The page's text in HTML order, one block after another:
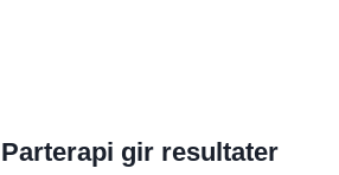
Parterapi gir resultater